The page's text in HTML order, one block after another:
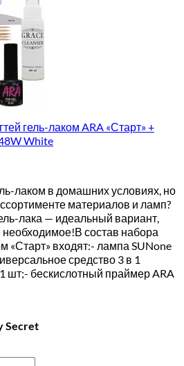
гель-лаком ARA «Старт» +
White
лаком в домашних условиях, но
материалов и ламп?
лака — идеальный вариант,
состав набора
«Старт» входят:- лампа SUNone
средство 3 в 1
шт;- бескислотный праймер ARA
Secret